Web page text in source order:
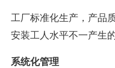
工厂标准化生产，产品
安装工人水平不一产生
系统化管理